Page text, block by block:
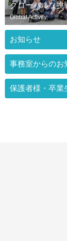
グローバルな挑
Global Activity
お知らせ
事務室からのお
保護者様・卒業